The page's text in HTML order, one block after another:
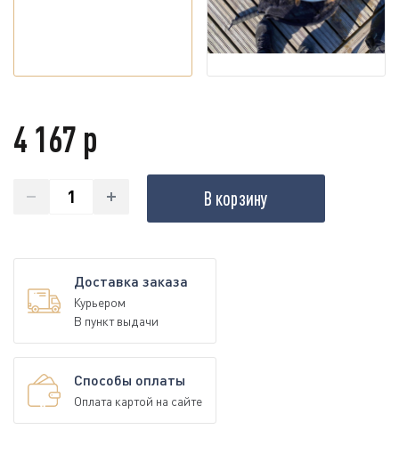
4 167 р
В корзину
Доставка заказа
Курьером
В пункт выдачи
Способы оплаты
Оплата картой на сайте